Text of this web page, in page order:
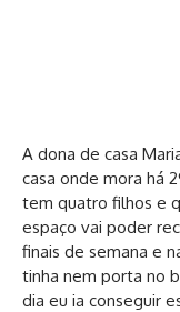
A dona de casa
casa onde mora há
tem quatro filhos e
espaço vai poder
finais de semana e
tinha nem porta no
dia eu ia conseguir